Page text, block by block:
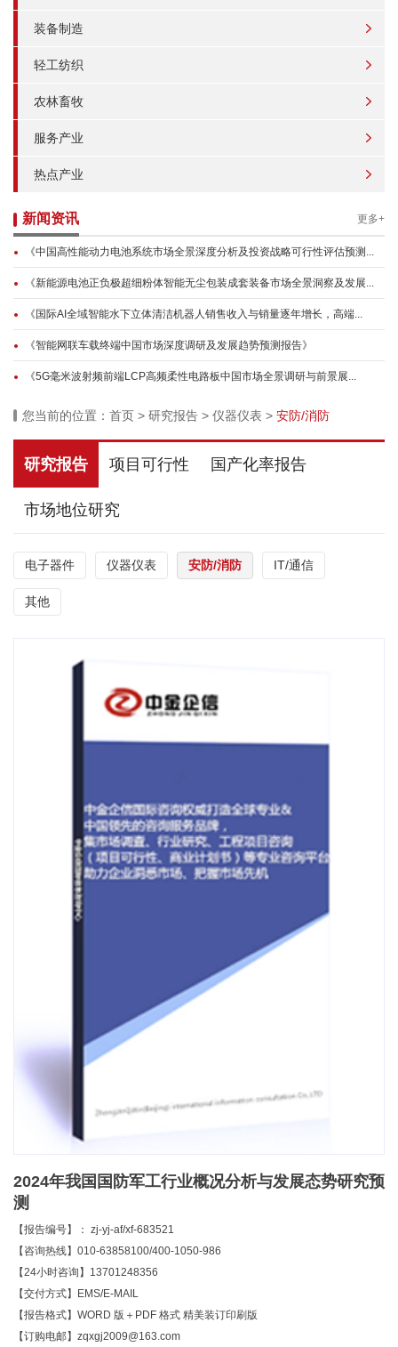
装备制造
轻工纺织
农林畜牧
服务产业
热点产业
新闻资讯 更多+
《中国高性能动力电池系统市场全景深度分析及投资战略可行性评估预测...
《新能源电池正负极超细粉体智能无尘包装成套装备市场全景洞察及发展...
《国际AI全域智能水下立体清洁机器人销售收入与销量逐年增长，高端...
《智能网联车载终端中国市场深度调研及发展趋势预测报告》
《5G毫米波射频前端LCP高频柔性电路板中国市场全景调研与前景展...
您当前的位置： 首页 > 研究报告 > 仪器仪表 > 安防/消防
研究报告 项目可行性 国产化率报告
市场地位研究
电子器件 仪器仪表 安防/消防 IT/通信
其他
2024年我国国防军工行业概况分析与发展态势研究预
测
【报告编号】： zj-yj-af/xf-683521
【咨询热线】010-63858100/400-1050-986
【24小时咨询】13701248356
【交付方式】EMS/E-MAIL
【报告格式】WORD 版＋PDF 格式 精美装订印刷版
【订购电邮】zqxgj2009@163.com